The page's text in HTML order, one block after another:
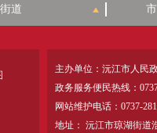
主办单位：沅江市人民
政务服务便民热线：
网站维护电话：0737-
地址： 沅江市琼湖街道